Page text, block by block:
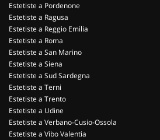
Estetiste a Pordenone
Estetiste a Ragusa
Estetiste a Reggio Emilia
Estetiste a Roma
Estetiste a San Marino
Estetiste a Siena
Estetiste a Sud Sardegna
Estetiste a Terni
Estetiste a Trento
Estetiste a Udine
Estetiste a Verbano-Cusio-Ossola
Estetiste a Vibo Valentia